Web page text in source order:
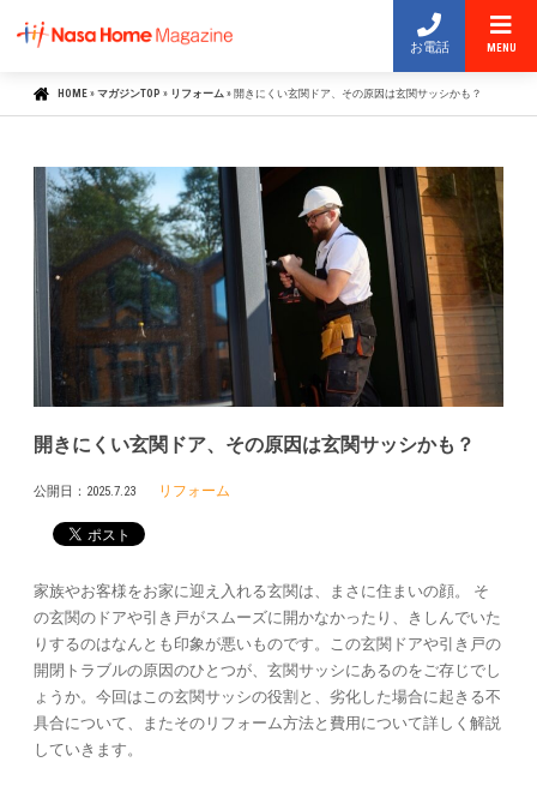
MENU
お電話
HOME » マガジンTOP » リフォーム » 開きにくい玄関ドア、その原因は玄関サッシかも？
開きにくい玄関ドア、その原因は玄関サッシかも？
公開日： 2025.7.23 リフォーム
家族やお客様をお家に迎え入れる玄関は、まさに住まいの顔。 そ
の玄関のドアや引き戸がスムーズに開かなかったり、きしんでいた
りするのはなんとも印象が悪いものです。この玄関ドアや引き戸の
開閉トラブルの原因のひとつが、玄関サッシにあるのをご存じでし
ょうか。今回はこの玄関サッシの役割と、劣化した場合に起きる不
具合について、またそのリフォーム方法と費用について詳しく解説
していきます。